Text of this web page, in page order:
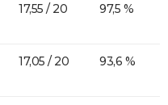
17,55 / 20 97,5 %
17,05 / 20 93,6 %